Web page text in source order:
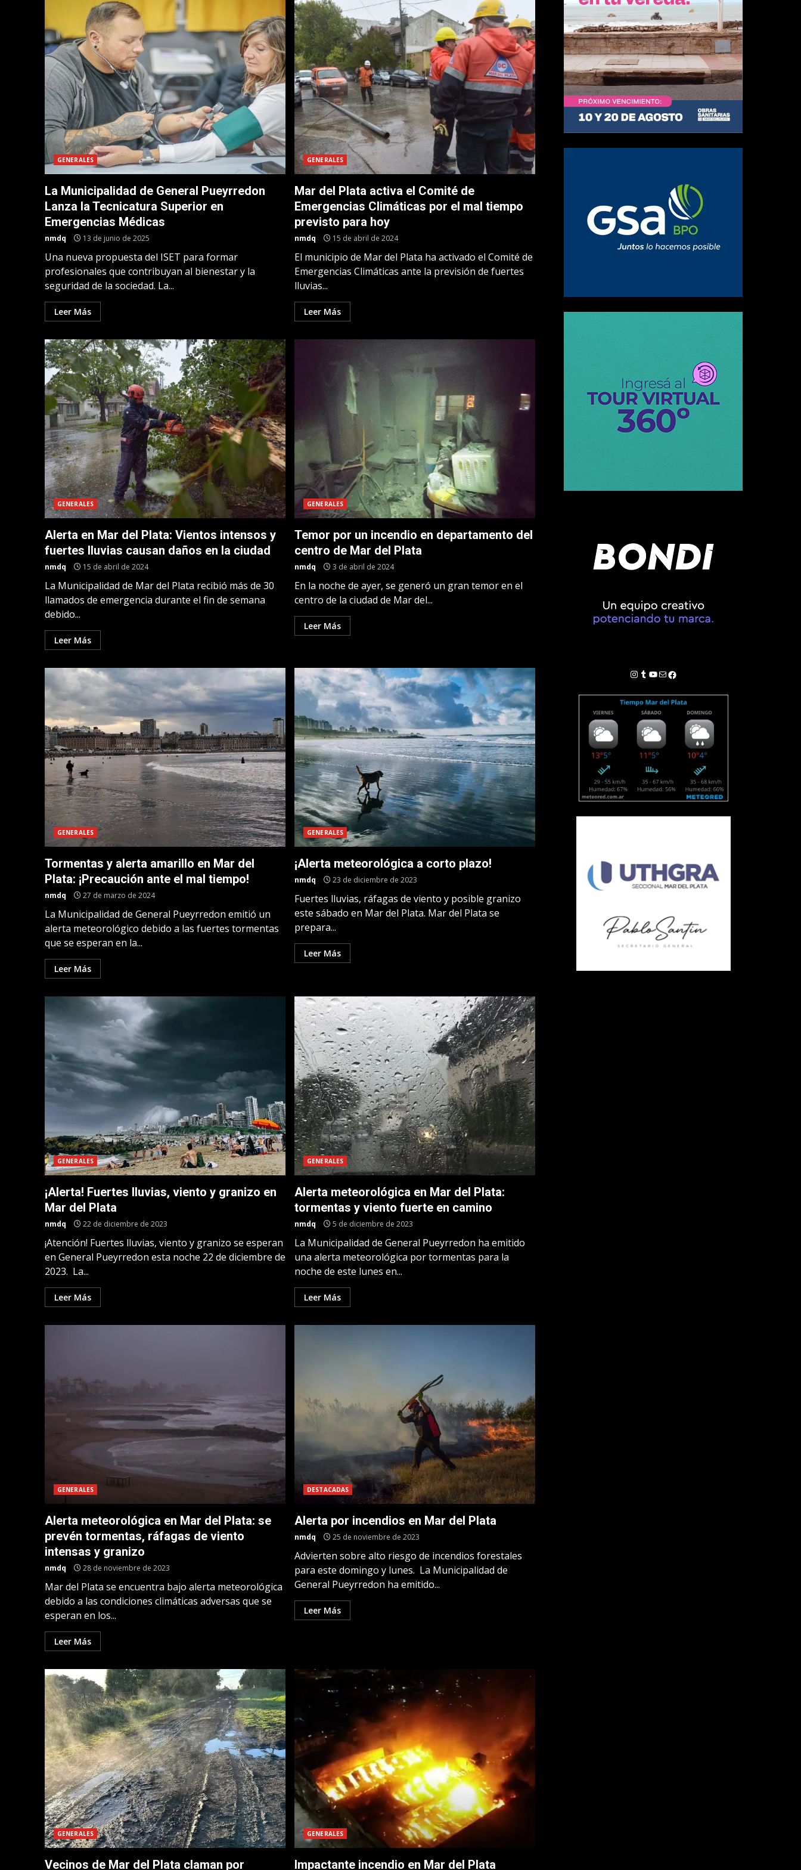
GENERALES
La Municipalidad de General Pueyrredon
Lanza la Tecnicatura Superior en
Emergencias Médicas
nmdq 13 de junio de 2025
Una nueva propuesta del ISET para formar
profesionales que contribuyan al bienestar y la
seguridad de la sociedad. La...
Leer Más
GENERALES
Mar del Plata activa el Comité de
Emergencias Climáticas por el mal tiempo
previsto para hoy
nmdq 15 de abril de 2024
El municipio de Mar del Plata ha activado el Comité de
Emergencias Climáticas ante la previsión de fuertes
lluvias...
Leer Más
GENERALES
Alerta en Mar del Plata: Vientos intensos y
fuertes lluvias causan daños en la ciudad
nmdq 15 de abril de 2024
La Municipalidad de Mar del Plata recibió más de 30
llamados de emergencia durante el fin de semana
debido...
Leer Más
GENERALES
Temor por un incendio en departamento del
centro de Mar del Plata
nmdq 3 de abril de 2024
En la noche de ayer, se generó un gran temor en el
centro de la ciudad de Mar del...
Leer Más
GENERALES
Tormentas y alerta amarillo en Mar del
Plata: ¡Precaución ante el mal tiempo!
nmdq 27 de marzo de 2024
La Municipalidad de General Pueyrredon emitió un
alerta meteorológico debido a las fuertes tormentas
que se esperan en la...
Leer Más
GENERALES
¡Alerta meteorológica a corto plazo!
nmdq 23 de diciembre de 2023
Fuertes lluvias, ráfagas de viento y posible granizo
este sábado en Mar del Plata. Mar del Plata se
prepara...
Leer Más
GENERALES
¡Alerta! Fuertes lluvias, viento y granizo en
Mar del Plata
nmdq 22 de diciembre de 2023
¡Atención! Fuertes lluvias, viento y granizo se esperan
en General Pueyrredon esta noche 22 de diciembre de
2023. La...
Leer Más
GENERALES
Alerta meteorológica en Mar del Plata:
tormentas y viento fuerte en camino
nmdq 5 de diciembre de 2023
La Municipalidad de General Pueyrredon ha emitido
una alerta meteorológica por tormentas para la
noche de este lunes en...
Leer Más
GENERALES
Alerta meteorológica en Mar del Plata: se
prevén tormentas, ráfagas de viento
intensas y granizo
nmdq 28 de noviembre de 2023
Mar del Plata se encuentra bajo alerta meteorológica
debido a las condiciones climáticas adversas que se
esperan en los...
Leer Más
DESTACADAS
Alerta por incendios en Mar del Plata
nmdq 25 de noviembre de 2023
Advierten sobre alto riesgo de incendios forestales
para este domingo y lunes. La Municipalidad de
General Pueyrredon ha emitido...
Leer Más
GENERALES
Vecinos de Mar del Plata claman por
GENERALES
Impactante incendio en Mar del Plata
Instagram
Tumblr
YouTube
Correo electrónico
Facebook